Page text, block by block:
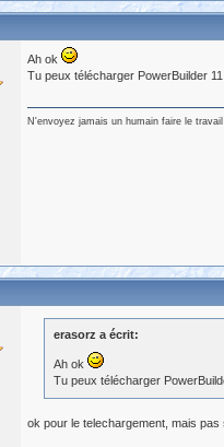
Ah ok
Tu peux télécharger PowerBuilder
N'envoyez jamais un humain faire le
erasorz a écrit:
Ah ok
Tu peux télécharger
ok pour le telechargement, mais